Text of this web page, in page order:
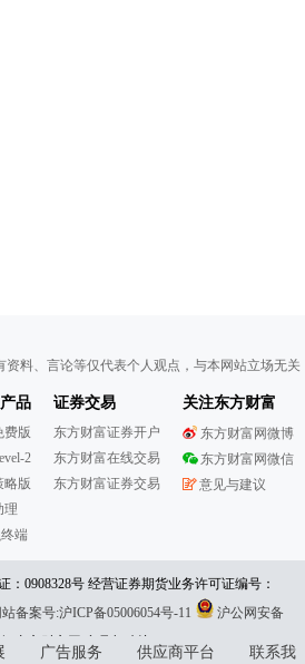
资料、言论等仅代表个人观点，与本网站立场无
品
费版
2
略版
理
端
证券交易
东方财富证券开户
东方财富在线交易
东方财富证券交易
关注东方财富
东方财富网微博
东方财富网微信
意见与建议
：0908328号 经营证券期货业务许可证编号：
和不良信息举报:021-61278686 举报邮箱：
站备案号:沪ICP备05006054号-11
沪公网安备
:东方财富网意见与建议:4000300059/952500
广告服务 供应商平台
联系我